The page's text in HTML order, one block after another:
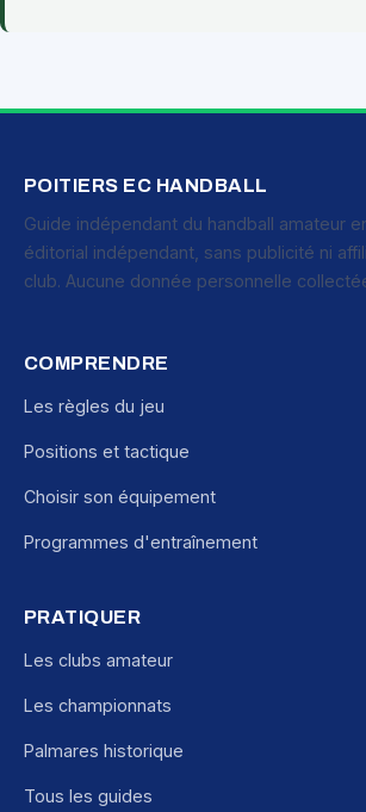
POITIERS EC HANDBALL
Guide indépendant du handball amateur
éditorial indépendant, sans publicité ni
club. Aucune donnée personnelle
COMPRENDRE
Les règles du jeu
Positions et tactique
Choisir son équipement
Programmes d'entraînement
PRATIQUER
Les clubs amateur
Les championnats
Palmares historique
Tous les guides